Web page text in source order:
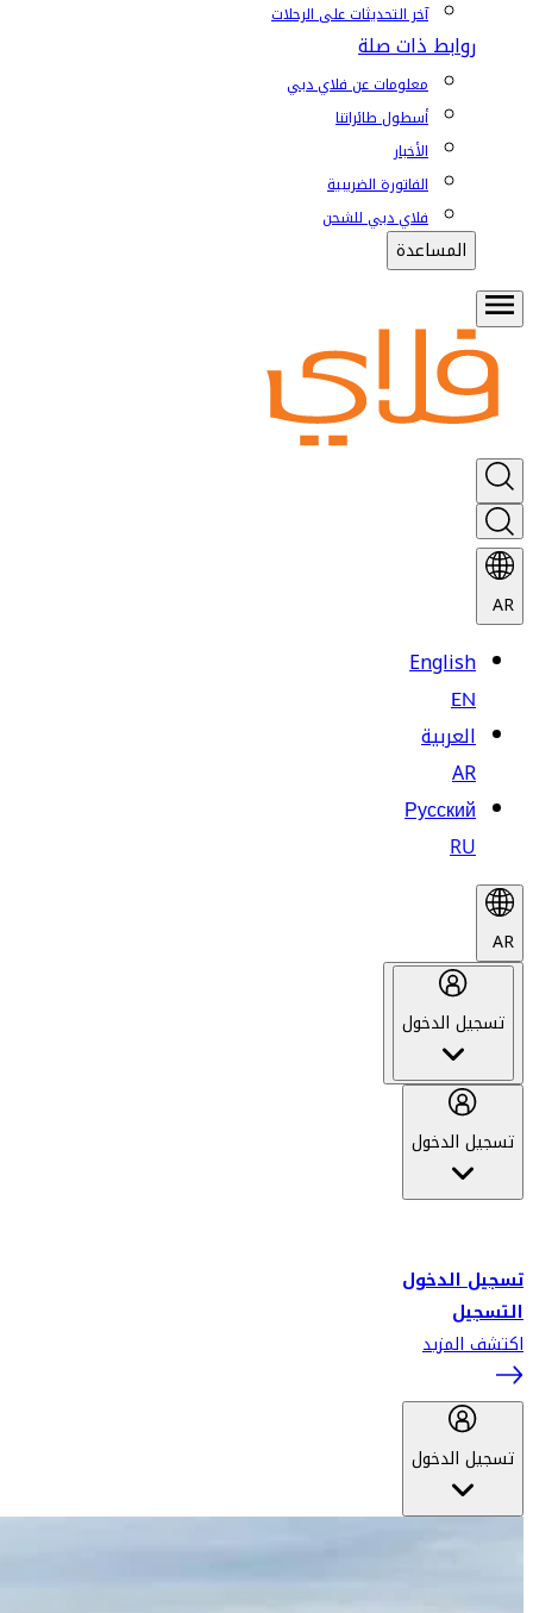
آخر التحديثات على الرحلات
روابط ذات صلة
معلومات عن فلاي دبي
أسطول طائراتنا
الأخبار
الفاتورة الضريبية
فلاي دبي للشحن
المساعدة
AR
English
EN
العربية
AR
Русский
RU
AR
تسجيل الدخول
تسجيل الدخول
تسجيل الدخول
التسجيل
اكتشف المزيد
تسجيل الدخول